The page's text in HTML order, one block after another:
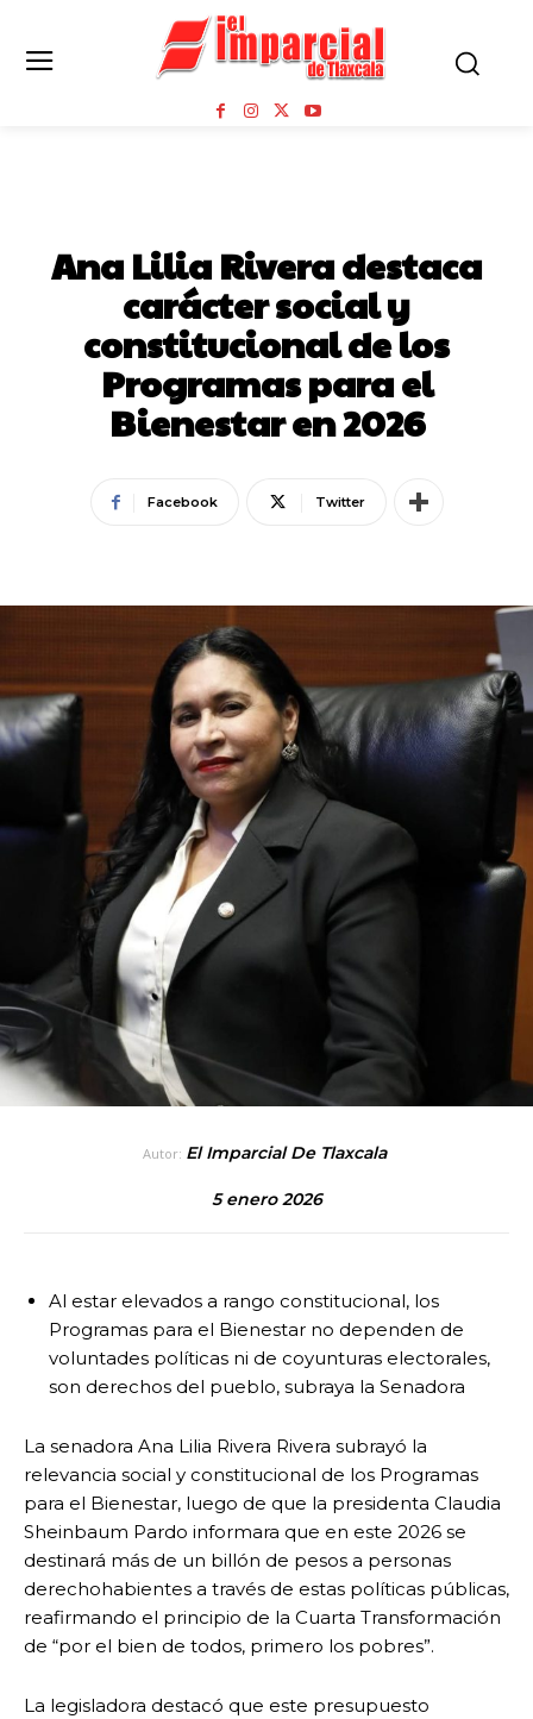
Ana Lilia Rivera destaca
carácter social y
constitucional de los
Programas para el
Bienestar en 2026
Facebook Twitter
Autor: El Imparcial De Tlaxcala
5 enero 2026
Al estar elevados a rango constitucional, los
Programas para el Bienestar no dependen de
voluntades políticas ni de coyunturas electorales,
son derechos del pueblo, subraya la Senadora
La senadora Ana Lilia Rivera Rivera subrayó la
relevancia social y constitucional de los Programas
para el Bienestar, luego de que la presidenta Claudia
Sheinbaum Pardo informara que en este 2026 se
destinará más de un billón de pesos a personas
derechohabientes a través de estas políticas públicas,
reafirmando el principio de la Cuarta Transformación
de “por el bien de todos, primero los pobres”.
La legisladora destacó que este presupuesto